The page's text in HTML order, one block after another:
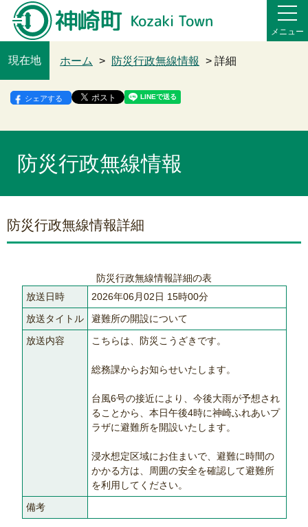
メニュー
現在地 ホーム > 防災行政無線情報 > 詳細
シェアする
防災行政無線情報
防災行政無線情報詳細
防災行政無線情報詳細の表
放送日時
2026年06月02日 15時00分
放送タイトル
避難所の開設について
放送内容
こちらは、防災こうざきです。
総務課からお知らせいたします。
台風6号の接近により、今後大雨が予想され
ることから、本日午後4時に神崎ふれあいプ
ラザに避難所を開設いたします。
浸水想定区域にお住まいで、避難に時間の
かかる方は、周囲の安全を確認して避難所
を利用してください。
備考